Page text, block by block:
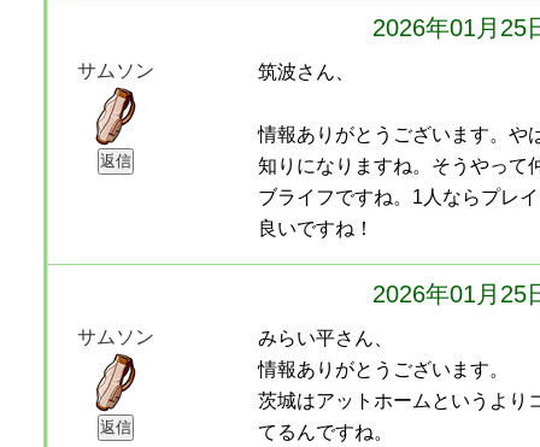
2026年01月25
サムソン 筑波さん、
情報ありがとうございます。や
知りになりますね。そうやって
ブライフですね。1人ならプレ
良いですね！
2026年01月25
サムソン
みらい平さん、
情報ありがとうございます。
茨城はアットホームというより
てるんですね。